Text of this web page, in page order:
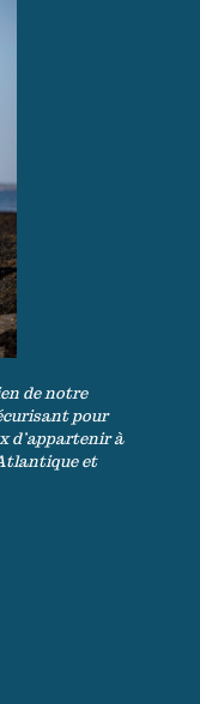
de notre
pour
d’appartenir à
et